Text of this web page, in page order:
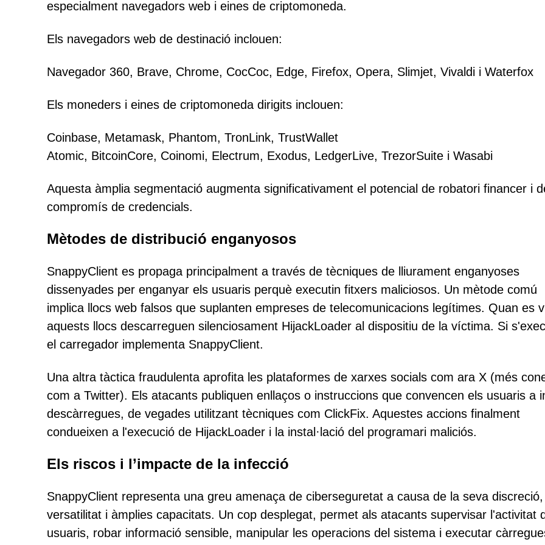
especialment navegadors web i eines de criptomoneda.
Els navegadors web de destinació inclouen:
Navegador 360, Brave, Chrome, CocCoc, Edge, Firefox, Opera, Slimjet, Vivaldi i Waterfox
Els moneders i eines de criptomoneda dirigits inclouen:
Coinbase, Metamask, Phantom, TronLink, TrustWallet
Atomic, BitcoinCore, Coinomi, Electrum, Exodus, LedgerLive, TrezorSuite i Wasabi
Aquesta àmplia segmentació augmenta significativament el potencial de robatori financer i
compromís de credencials.
Mètodes de distribució enganyosos
SnappyClient es propaga principalment a través de tècniques de lliurament enganyoses
dissenyades per enganyar els usuaris perquè executin fitxers maliciosos. Un mètode comú
implica llocs web falsos que suplanten empreses de telecomunicacions legítimes. Quan es
aquests llocs descarreguen silenciosament HijackLoader al dispositiu de la víctima. Si
el carregador implementa SnappyClient.
Una altra tàctica fraudulenta aprofita les plataformes de xarxes socials com ara X (més
com a Twitter). Els atacants publiquen enllaços o instruccions que convencen els usuaris a
descàrregues, de vegades utilitzant tècniques com ClickFix. Aquestes accions finalment
condueixen a l'execució de HijackLoader i la instal·lació del programari maliciós.
Els riscos i l’impacte de la infecció
SnappyClient representa una greu amenaça de ciberseguretat a causa de la seva discreció,
versatilitat i àmplies capacitats. Un cop desplegat, permet als atacants supervisar l'activitat
usuaris, robar informació sensible, manipular les operacions del sistema i executar